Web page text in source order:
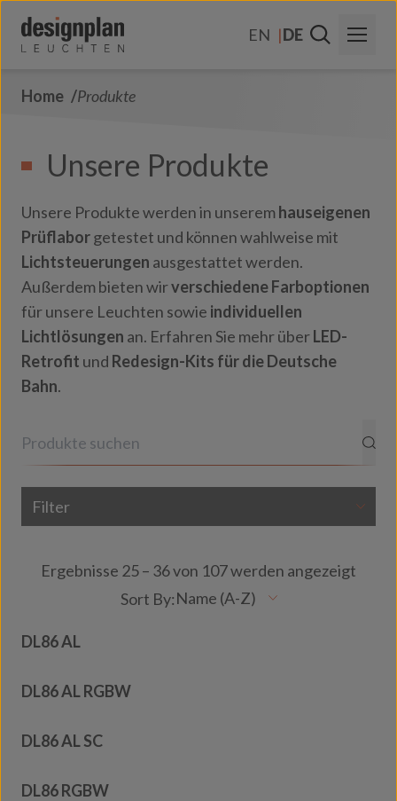
EN
DE
Kontakt
FAQs
Home Produkte
Unsere Produkte
Unsere Produkte werden in unseremhauseigenen
Prüflaborgetestet und können wahlweise mit
Lichtsteuerungen ausgestattet werden.
Außerdem bieten wirverschiedene Farboptionen
für unsere Leuchten sowie individuellen
Lichtlösungen an. Erfahren Sie mehr überLED-
Retrofit und Redesign-Kits für die Deutsche
Bahn.
Filter
Ergebnisse 25 – 36 von 107 werden angezeigt
DL86 AL
DL86 AL RGBW
DL86 AL SC
DL86 RGBW